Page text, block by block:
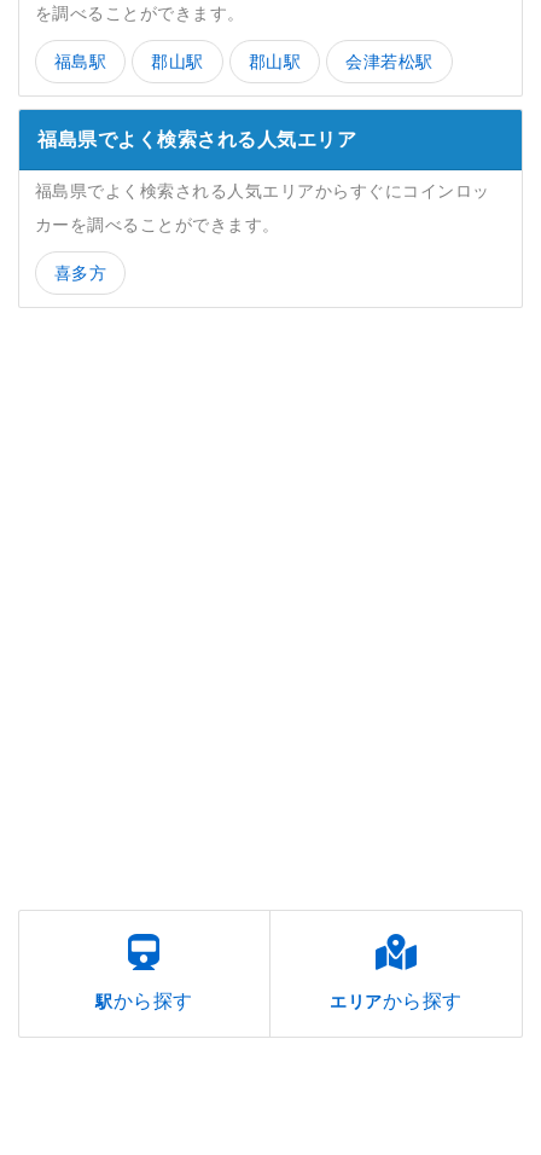
を調べることができます。
福島駅 郡山駅 郡山駅 会津若松駅
福島県でよく検索される人気エリア
福島県でよく検索される人気エリアからすぐにコインロッ
カーを調べることができます。
喜多方
駅から探す エリアから探す